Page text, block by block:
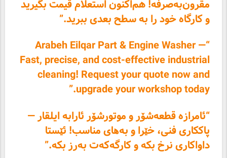
مقرون‌به‌صرفه! هم‌اکنون استعلام قیمت بگیرید
و کارگاه خود را به سطح بعدی ببرید.”
“Arabeh Eilqar Part & Engine Washer —
Fast, precise, and cost-effective industrial
cleaning! Request your quote now and
upgrade your workshop today.”
“ئامرازە قطعه‌شۆر و موتور‌شۆر ئارابه ایلقار —
پاککاری فنی، خێرا و بەھای مناسب! ئێستا
داواکاری نرخ بکە و کارگەکەت بەرز بکە.”